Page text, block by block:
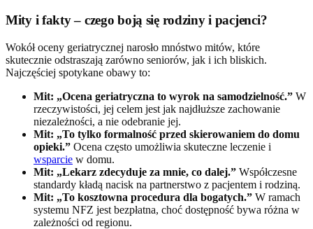
Mity i fakty – czego boją się rodziny i pacjenci?
Wokół oceny geriatrycznej narosło mnóstwo mitów, które
skutecznie odstraszają zarówno seniorów, jak i ich bliskich.
Najczęściej spotykane obawy to:
Mit: „Ocena geriatryczna to wyrok na samodzielność.” W
rzeczywistości, jej celem jest jak najdłuższe zachowanie
niezależności, a nie odebranie jej.
Mit: „To tylko formalność przed skierowaniem do domu
opieki.” Ocena często umożliwia skuteczne leczenie i
wsparcie w domu.
Mit: „Lekarz zdecyduje za mnie, co dalej.” Współczesne
standardy kładą nacisk na partnerstwo z pacjentem i rodziną.
Mit: „To kosztowna procedura dla bogatych.” W ramach
systemu NFZ jest bezpłatna, choć dostępność bywa różna w
zależności od regionu.